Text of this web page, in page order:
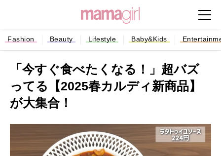
Fashion Beauty Lifestyle Baby&Kids
「今すぐ食べたくなる！」超バズ
ってる【2025春カルディ新商品】
が大集合！